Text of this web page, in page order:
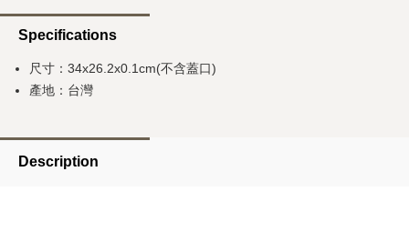
Specifications
尺寸：34x26.2x0.1cm(不含蓋口)
產地：台灣
Description